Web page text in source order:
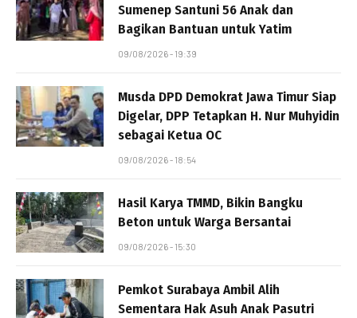
Sumenep Santuni 56 Anak dan
Bagikan Bantuan untuk Yatim
09/08/2026 - 19:39
Musda DPD Demokrat Jawa Timur Siap
Digelar, DPP Tetapkan H. Nur Muhyidin
sebagai Ketua OC
09/08/2026 - 18:54
Hasil Karya TMMD, Bikin Bangku
Beton untuk Warga Bersantai
09/08/2026 - 15:30
Pemkot Surabaya Ambil Alih
Sementara Hak Asuh Anak Pasutri